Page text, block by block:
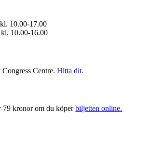
10.00-17.00
kl. 10.00-16.00
Centre.Hitta dit.
79 kronor om du köperbiljetten online.